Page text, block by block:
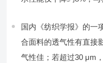
国内《纺织学报》的一
合面料的透气性有直接
气性佳；若超过30 μm